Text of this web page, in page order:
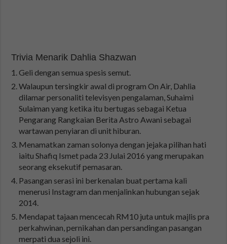
Trivia Menarik Dahlia Shazwan
Geli dengan semua spesis semut.
Walaupun tersingkir awal di program On Air, Dahlia
dilamar personaliti televisyen pengalaman, Suhaimi
Sulaiman yang ketika itu bertugas sebagai Ketua
Pengarang Rangkaian Berita Astro Awani sebagai
wartawan penyiaran di unit hiburan.
Menamatkan zaman solonya dengan jejaka pilihan hati
iaitu Shafiq Ismet pada 23 Julai 2016 yang merupakan
seorang eksekutif pemasaran.
Pasangan serasi ini berkenalan buat pertama kali
menerusi Instagram dan menjalinkan hubungan sejak
2014.
Mendapat tajaan mencecah RM10 juta untuk majlis pra
perkahwinan, pernikahan dan persandingan pasangan
merpati dua sejoli ini.